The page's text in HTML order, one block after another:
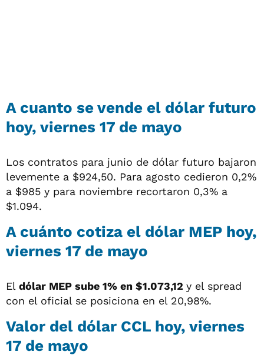
A cuanto se vende el dólar futuro
hoy, viernes 17 de mayo
Los contratos para junio de dólar futuro bajaron
levemente a $924,50. Para agosto cedieron 0,2%
a $985 y para noviembre recortaron 0,3% a
$1.094.
A cuánto cotiza el dólar MEP hoy,
viernes 17 de mayo
El dólar MEP sube 1% en $1.073,12 y el spread
con el oficial se posiciona en el 20,98%.
Valor del dólar CCL hoy, viernes
17 de mayo